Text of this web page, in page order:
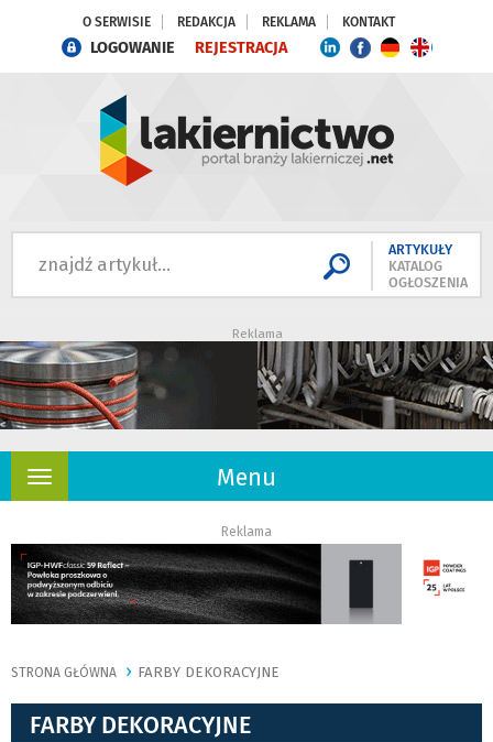
O SERWISIE REDAKCJA REKLAMA KONTAKT
LOGOWANIE REJESTRACJA
ARTYKUŁY
KATALOG
OGŁOSZENIA
Reklama
Menu
Rozwiń
Reklama
STRONA GŁÓWNA FARBY DEKORACYJNE
FARBY DEKORACYJNE